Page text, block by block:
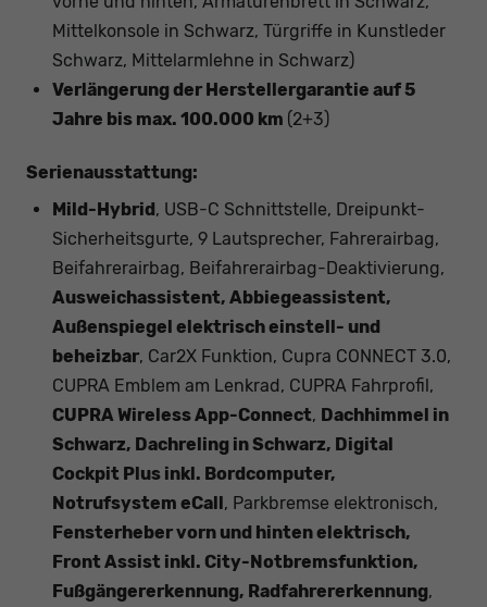
Mittelkonsole in Schwarz, Türgriffe in Kunstleder
Schwarz, Mittelarmlehne in Schwarz)
Verlängerung der Herstellergarantie auf 5
Jahre bis max. 100.000 km (2+3)
Serienausstattung:
Mild-Hybrid , USB-C Schnittstelle, Dreipunkt-
Sicherheitsgurte, 9 Lautsprecher, Fahrerairbag,
Beifahrerairbag, Beifahrerairbag-Deaktivierung,
Ausweichassistent, Abbiegeassistent,
Außenspiegel elektrisch einstell- und
beheizbar, Car2X Funktion, Cupra CONNECT 3.0,
CUPRA Emblem am Lenkrad, CUPRA Fahrprofil,
CUPRA Wireless App-Connect, Dachhimmel in
Schwarz, Dachreling in Schwarz, Digital
Cockpit Plus inkl. Bordcomputer,
Notrufsystem eCall , Parkbremse elektronisch,
Fensterheber vorn und hinten elektrisch,
Front Assist inkl. City-Notbremsfunktion,
Fußgängererkennung, Radfahrererkennung,